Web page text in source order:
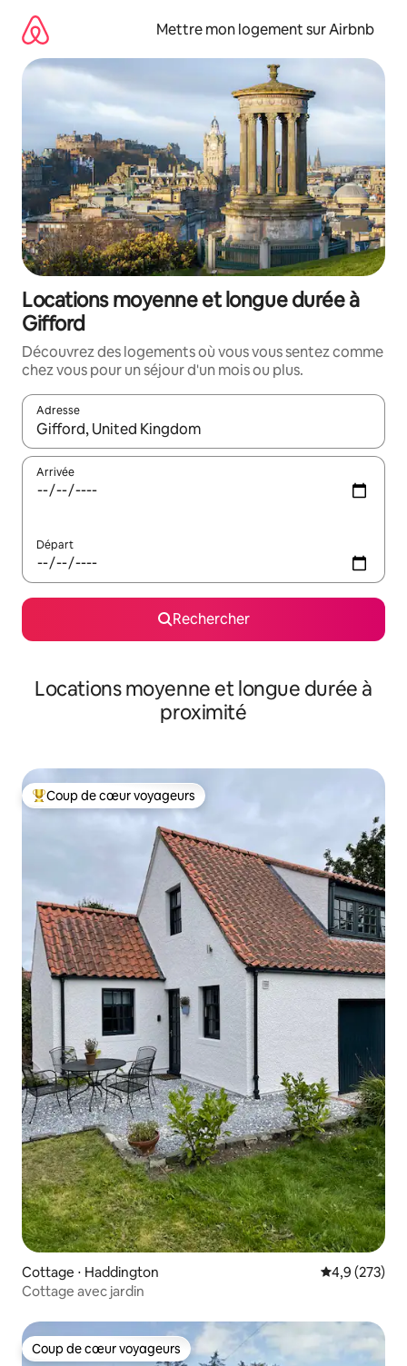
directement
contenu
Mettre mon logement sur Airbnb
Locations moyenne et longue durée à
Gifford
Découvrez des logements où vous vous sentez comme
chez vous pour un séjour d'un mois ou plus.
Adresse
Lorsque les résultats s'affichent, utilisez les flèches vers le
Arrivée
Départ
Rechercher
Locations moyenne et longue durée à
proximité
Coups de cœur voyageurs les plus appréciés
Coup de cœur voyageurs
Cottage ⋅ Haddington Évaluation
4,9 (273)
Cottage avec jardin
Coup de cœur voyageurs
Coup de cœur voyageurs